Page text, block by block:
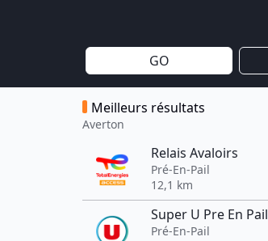
GO
Meilleurs résultats
Averton
Relais Avaloirs
Pré-En-Pail
12,1 km
Super U Pre En Pail
Pré-En-Pail